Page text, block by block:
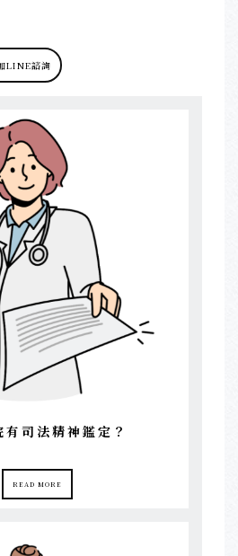
LINE諮詢
有司法精神鑑定？
READ MORE